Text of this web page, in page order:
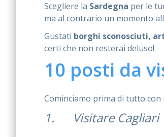
Scegliere la Sardegna per le
ma al contrario un momento
Gustati borghi sconosciuti,
certi che non resterai deluso!
10 posti da
Cominciamo prima di tutto con
1. Visitare Cagliari